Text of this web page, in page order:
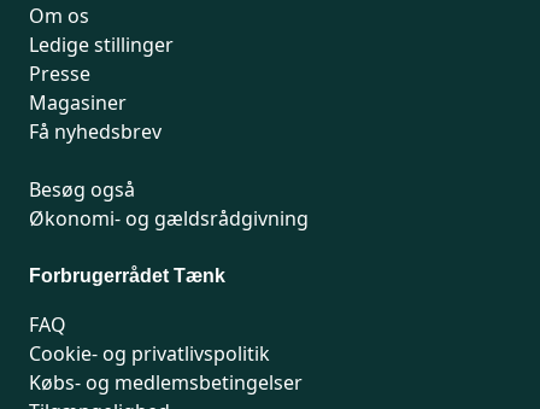
Om os
Ledige stillinger
Presse
Magasiner
Få nyhedsbrev
Besøg også
Økonomi- og gældsrådgivning
Forbrugerrådet Tænk
FAQ
Cookie- og privatlivspolitik
Købs- og medlemsbetingelser